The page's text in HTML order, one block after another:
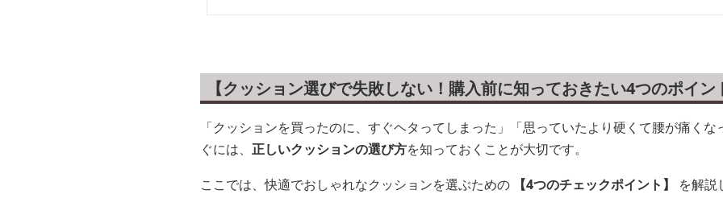
【クッション選びで失敗しない！購入前に知っておきたい4つのポイン
「クッションを買ったのに、すぐヘタってしまった」「思っていたより硬くて腰が痛く
ぐには、 正しいクッションの選び方を知っておくことが大切です。
ここでは、快適でおしゃれなクッションを選ぶための
【4つのチェックポイント】 を解説